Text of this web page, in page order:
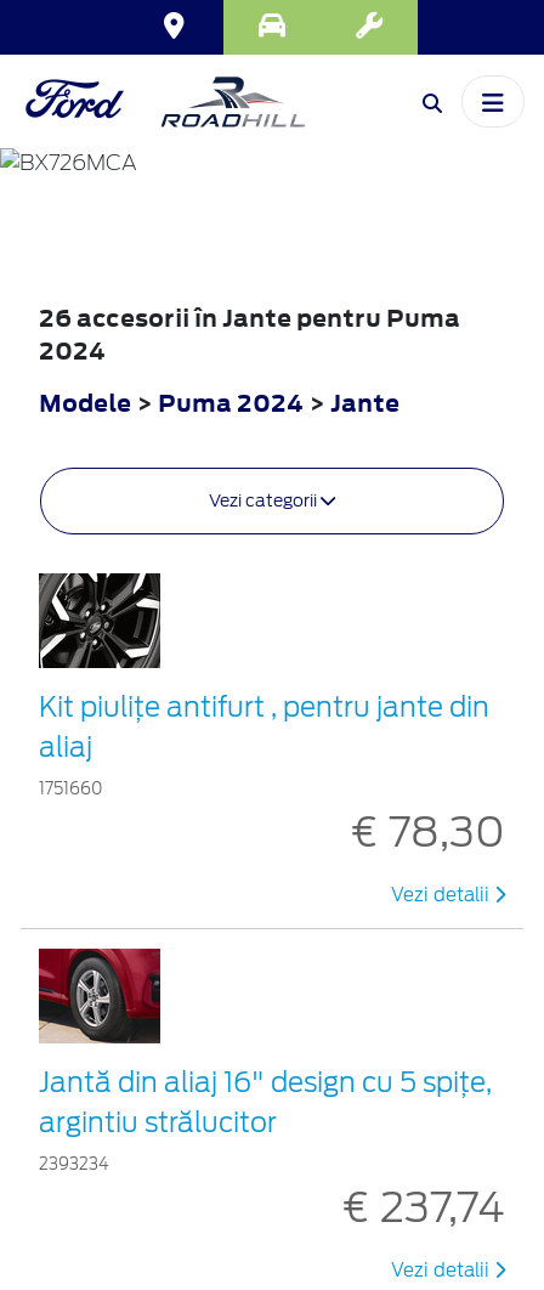
PUMA
26 accesorii în Jante pentru Puma
2024
Modele > Puma 2024 > Jante
Vezi categorii
Kit piuliţe antifurt , pentru jante din
aliaj
1751660
€ 78,30
Vezi detalii
Jantă din aliaj 16" design cu 5 spițe,
argintiu strălucitor
2393234
€ 237,74
Vezi detalii